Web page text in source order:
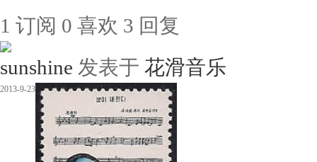
1 订阅 0 喜欢 3 回复
sunshine 发表于 花滑音乐
2013-9-23